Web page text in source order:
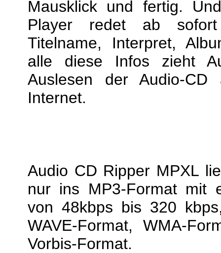
Mausklick und fertig.
Player redet ab
Titelname, Interpret,
alle diese Infos zieht
Auslesen der Audio-CD
Internet.
Audio CD Ripper MPXL
nur ins MP3-Format mit
von 48kbps bis 320
WAVE-Format, WMA-
Vorbis-Format.